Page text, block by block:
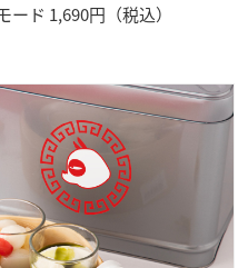
ド 1,690円（税込）